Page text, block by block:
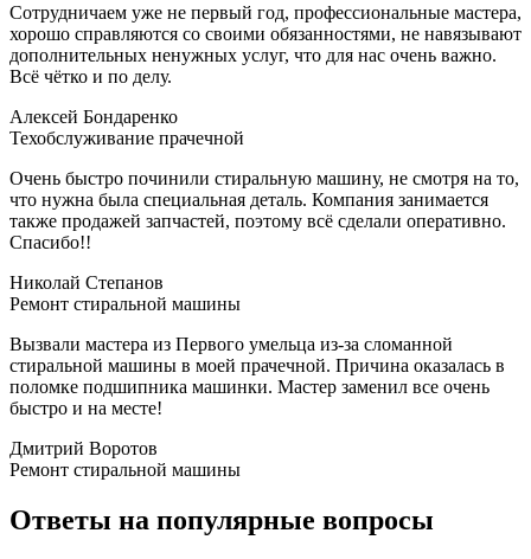
Сотрудничаем уже не первый год, профессиональные мастера,
хорошо справляются со своими обязанностями, не навязывают
дополнительных ненужных услуг, что для нас очень важно.
Всё чётко и по делу.
Алексей Бондаренко
Техобслуживание прачечной
Очень быстро починили стиральную машину, не смотря на то,
что нужна была специальная деталь. Компания занимается
также продажей запчастей, поэтому всё сделали оперативно.
Спасибо!!
Николай Cтепанов
Ремонт стиральной машины
Вызвали мастера из Первого умельца из-за сломанной
стиральной машины в моей прачечной. Причина оказалась в
поломке подшипника машинки. Мастер заменил все очень
быстро и на месте!
Дмитрий Воротов
Ремонт стиральной машины
Ответы на популярные вопросы